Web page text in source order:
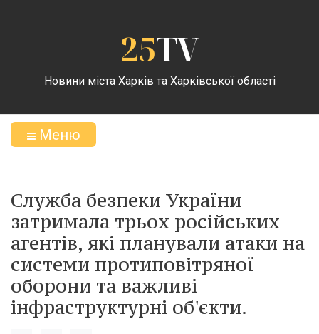
25TV
Новини міста Харків та Харківської області
Меню
Служба безпеки України
затримала трьох російських
агентів, які планували атаки на
системи протиповітряної
оборони та важливі
інфраструктурні об'єкти.